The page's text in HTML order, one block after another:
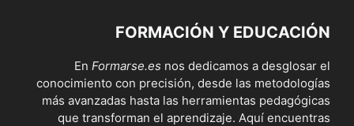
FORMACIÓN Y EDUCACIÓN
En Formarse.es nos dedicamos a desglosar el
conocimiento con precisión, desde las metodologías
más avanzadas hasta las herramientas pedagógicas
que transforman el aprendizaje. Aquí encuentras